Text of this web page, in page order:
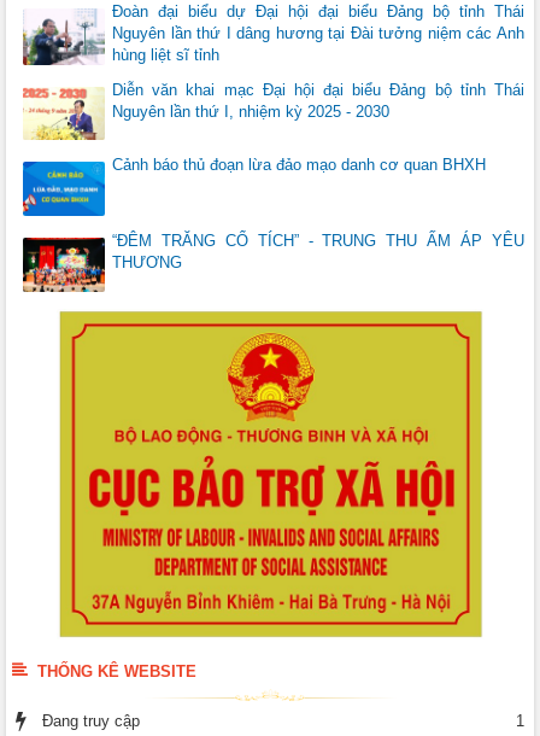
Đoàn đại biểu dự Đại hội đại biểu Đảng bộ tỉnh Thái
Nguyên lần thứ I dâng hương tại Đài tưởng niệm các Anh
hùng liệt sĩ tỉnh
Diễn văn khai mạc Đại hội đại biểu Đảng bộ tỉnh Thái
Nguyên lần thứ I, nhiệm kỳ 2025 - 2030
Cảnh báo thủ đoạn lừa đảo mạo danh cơ quan BHXH
“ĐÊM TRĂNG CỔ TÍCH” - TRUNG THU ẤM ÁP YÊU
THƯƠNG
THỐNG KÊ WEBSITE
Đang truy cập 1